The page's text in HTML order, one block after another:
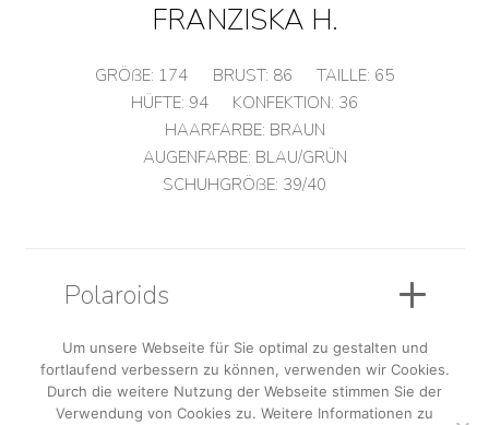
FRANZISKA H.
GRÖßE: 174 BRUST: 86 TAILLE: 65
HÜFTE: 94 KONFEKTION: 36
HAARFARBE: BRAUN
AUGENFARBE: BLAU/GRÜN
SCHUHGRÖßE: 39/40
Polaroids
Sedcard
Um unsere Webseite für Sie optimal zu gestalten und
fortlaufend verbessern zu können, verwenden wir Cookies.
Durch die weitere Nutzung der Webseite stimmen Sie der
Verwendung von Cookies zu. Weitere Informationen zu